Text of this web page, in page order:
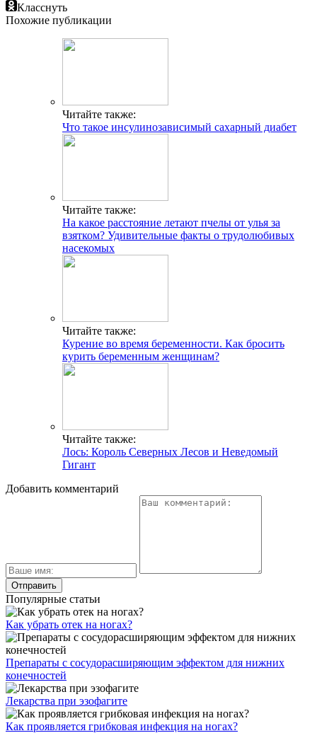
Класснуть
Похожие публикации
Читайте также:
Что такое инсулинозависимый сахарный диабет
Читайте также:
На какое расстояние летают пчелы от улья за
взятком? Удивительные факты о трудолюбивых
насекомых
Читайте также:
Курение во время беременности. Как бросить
курить беременным женщинам?
Читайте также:
Лось: Король Северных Лесов и Неведомый
Гигант
Добавить комментарий
Популярные статьи
Как убрать отек на ногах?
Препараты с сосудорасширяющим эффектом для нижних
конечностей
Лекарства при эзофагите
Как проявляется грибковая инфекция на ногах?